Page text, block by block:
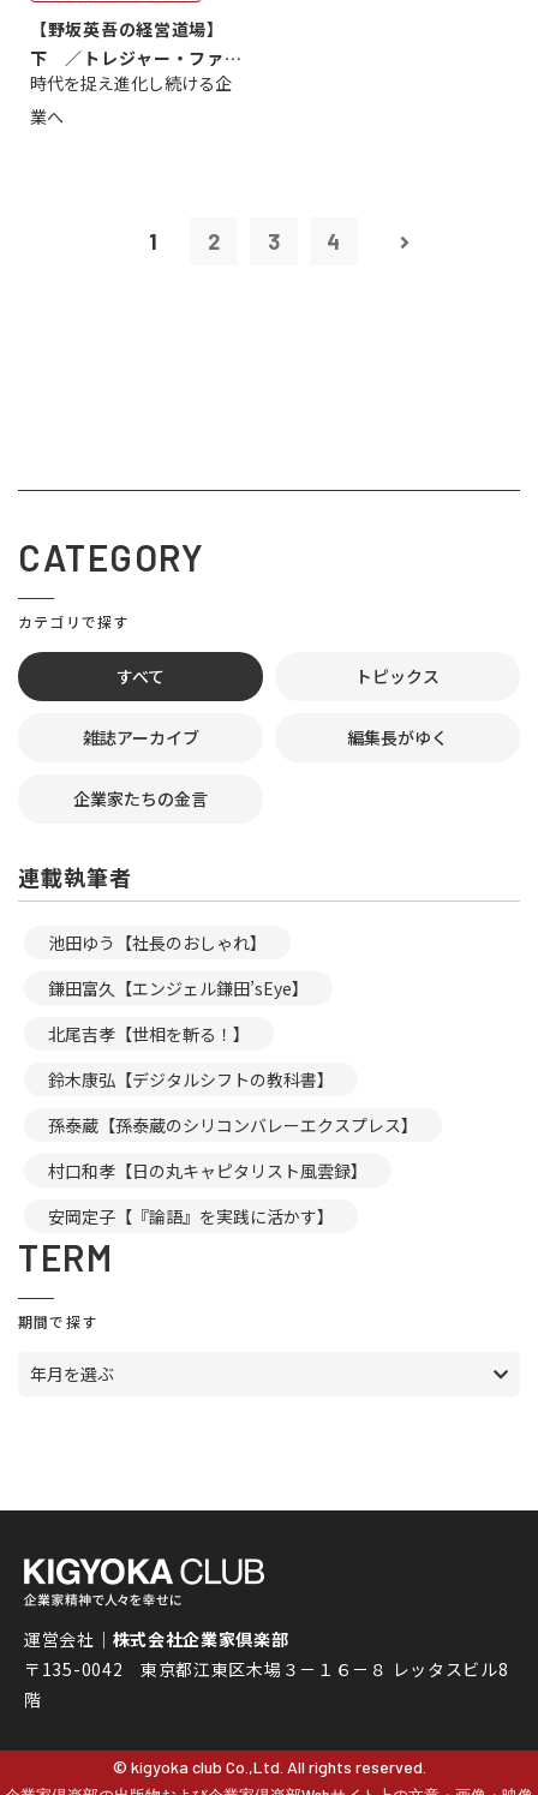
【野坂英吾の経営道場】
下 ／トレジャー・ファク
トリー社長野坂...
時代を捉え進化し続ける企
業へ
1 2 3 4
CATEGORY
カテゴリで探す
すべて トピックス
雑誌アーカイブ 編集長がゆく
企業家たちの金言
連載執筆者
池田ゆう【社長のおしゃれ】
鎌田富久【エンジェル鎌田’sEye】
北尾吉孝【世相を斬る！】
鈴木康弘【デジタルシフトの教科書】
孫泰蔵【孫泰蔵のシリコンバレーエクスプレス】
村口和孝【日の丸キャピタリスト風雲録】
安岡定子【『論語』を実践に活かす】
TERM
期間で探す
年月を選ぶ
運営会社｜ 株式会社企業家倶楽部
〒135-0042 東京都江東区木場３－１６－８ レッタスビル8
階
© kigyoka club Co.,Ltd. All rights reserved.